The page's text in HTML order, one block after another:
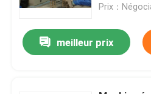
Contrôle de qualité
Prix：
meilleur prix